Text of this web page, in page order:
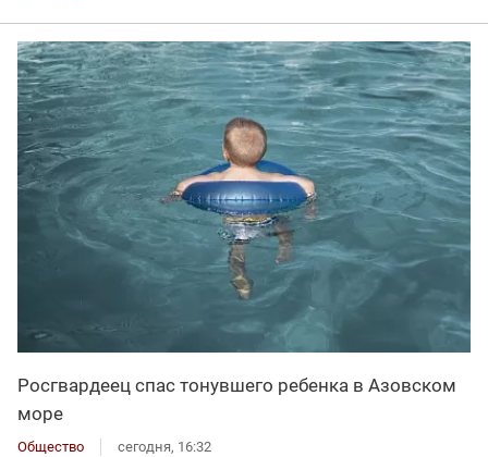
Росгвардеец спас тонувшего ребенка в Азовском
море
Общество сегодня, 16:32